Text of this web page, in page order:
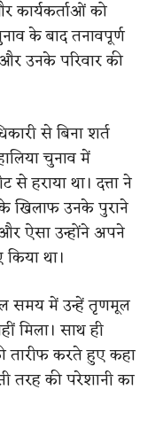
कार्यकर्ताओं को
के बाद तनावपूर्ण
उनके परिवार की
से बिना शर्त
चुनाव में
से हराया था। दत्ता ने
खिलाफ उनके पुराने
ऐसा उन्होंने अपने
था।
समय में उन्हें तृणमूल
मिला। साथ ही
तारीफ करते हुए कहा
तरह की परेशानी का